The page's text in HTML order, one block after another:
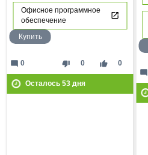
Офисное программное
обеспечение
Купить
thumb_down 0 thumb_up 0
mode_comment 0
Осталось 53дня
mode_comment